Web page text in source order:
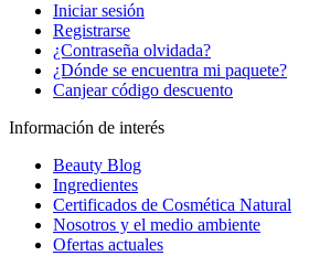
Iniciar sesión
Registrarse
¿Contraseña olvidada?
¿Dónde se encuentra mi paquete?
Canjear código descuento
Información de interés
Beauty Blog
Ingredientes
Certificados de Cosmética Natural
Nosotros y el medio ambiente
Ofertas actuales